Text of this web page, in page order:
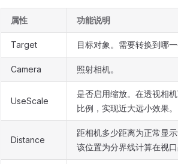
属性 功能说明
Target 目标对象。需要转换到哪一
Camera 照射相机。
UseScale
是否启用缩放。在透视相
比例，实现近大远小效果
Distance
距相机多少距离为正常显
该位置为分界线计算在视口